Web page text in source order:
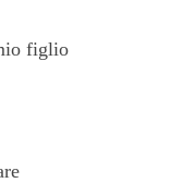
figlio